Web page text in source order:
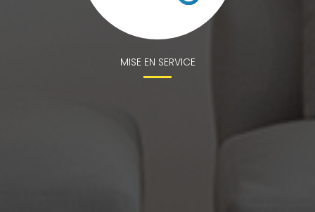
MISE EN SERVICE